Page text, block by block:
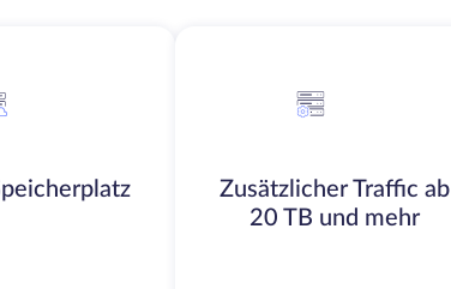
Zusätzlicher Traffic ab
20 TB und mehr